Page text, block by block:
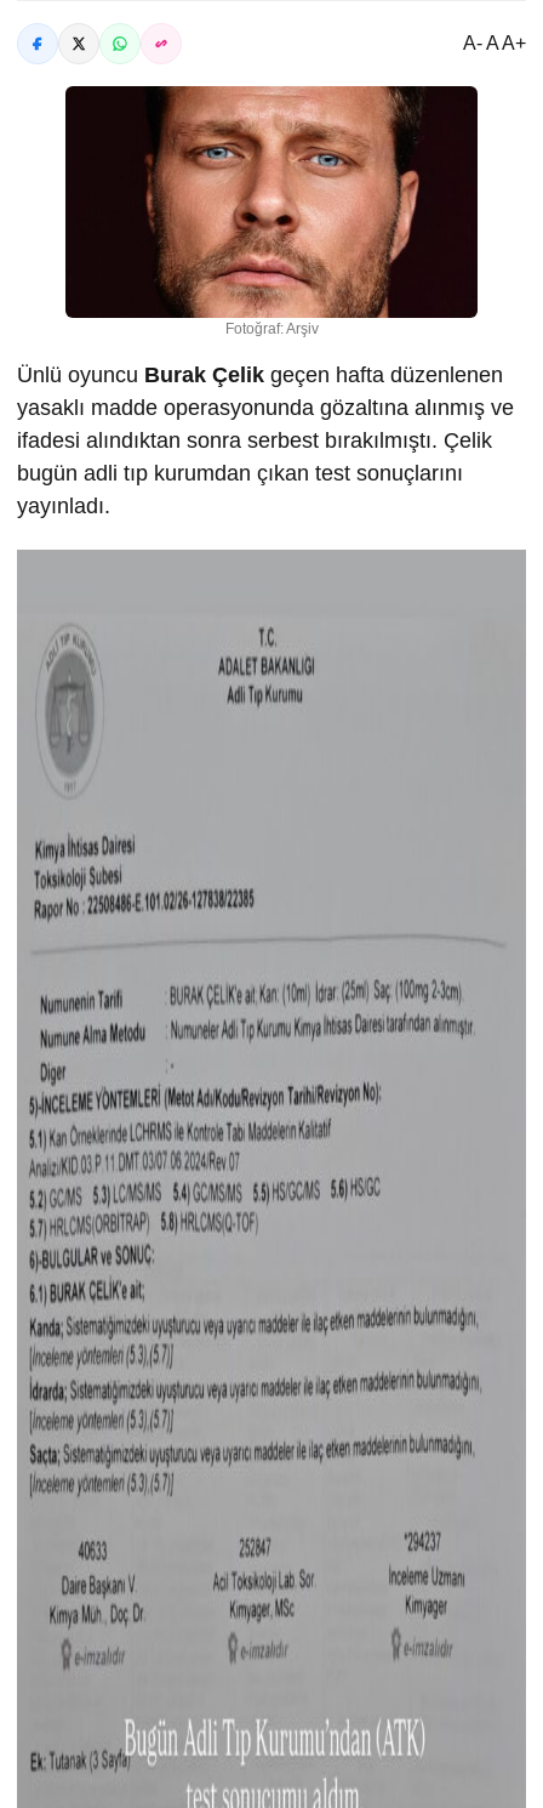
A- A A+
Fotoğraf: Arşiv
Ünlü oyuncu Burak Çelik geçen hafta düzenlenen
yasaklı madde operasyonunda gözaltına alınmış ve
ifadesi alındıktan sonra serbest bırakılmıştı. Çelik
bugün adli tıp kurumdan çıkan test sonuçlarını
yayınladı.